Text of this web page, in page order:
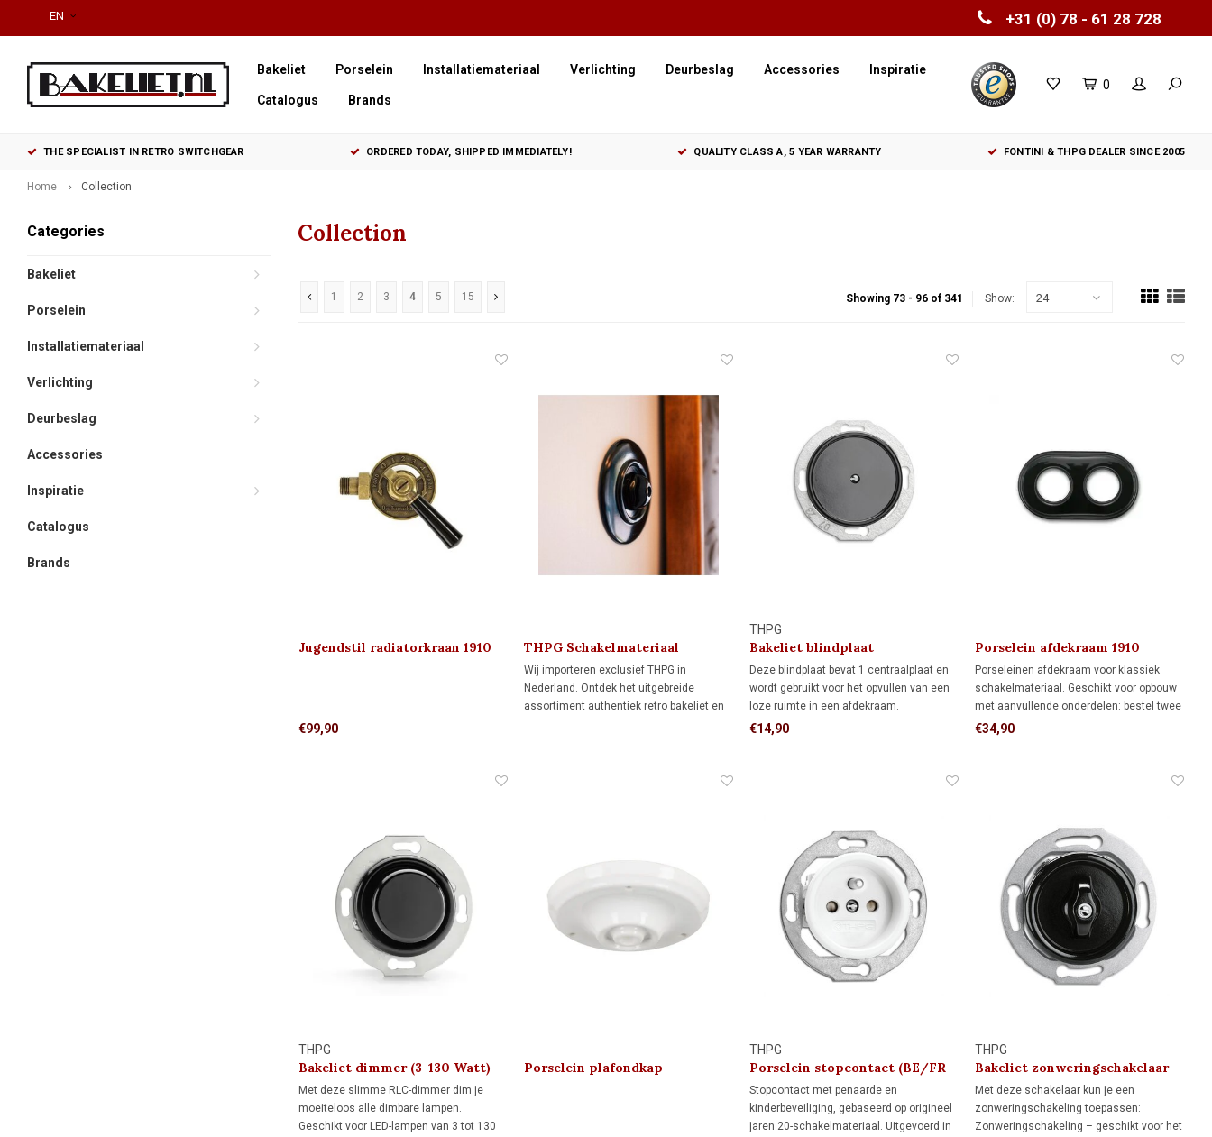
+31 (0) 78 - 61 28 728
EN
Bakeliet Porselein Installatiemateriaal Verlichting Deurbeslag Accessories Inspiratie
Catalogus Brands
0
THE SPECIALIST IN RETRO SWITCHGEAR ORDERED TODAY, SHIPPED IMMEDIATELY! QUALITY CLASS A, 5 YEAR WARRANTY FONTINI & THPG DEALER SINCE 2005
Home Collection
Categories
Bakeliet
Porselein
Installatiemateriaal
Verlichting
Deurbeslag
Accessories
Inspiratie
Catalogus
Brands
Collection
1 2 3 4 5 15 Showing 73 - 96 of 341 Show: 24
Jugendstil radiatorkraan 1910
€99,90
THPG Schakelmateriaal
Wij importeren exclusief THPG in
Nederland. Ontdek het uitgebreide
assortiment authentiek retro bakeliet en
THPG
Bakeliet blindplaat
(schroefbevestiging) 1930
Deze blindplaat bevat 1 centraalplaat en
wordt gebruikt voor het opvullen van een
loze ruimte in een afdekraam.
€14,90
Porselein afdekraam 1910
Porseleinen afdekraam voor klassiek
schakelmateriaal. Geschikt voor opbouw
met aanvullende onderdelen: bestel twee
montageringen voor directe
€34,90
THPG
Bakeliet dimmer (3-130 Watt)
1930
Met deze slimme RLC-dimmer dim je
moeiteloos alle dimbare lampen.
Geschikt voor LED-lampen van 3 tot 130
Porselein plafondkap
THPG
Porselein stopcontact (BE/FR
kindveilig) 1920
Stopcontact met penaarde en
kinderbeveiliging, gebaseerd op origineel
jaren 20-schakelmateriaal. Uitgevoerd in
THPG
Bakeliet zonweringschakelaar
1930
Met deze schakelaar kun je een
zonweringschakeling toepassen:
Zonweringschakeling – geschikt voor het